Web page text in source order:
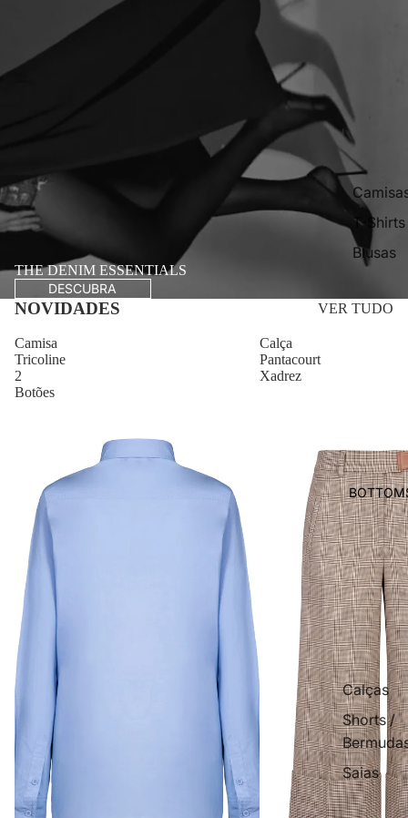
T-Shirts
Blusas
Calças
Shorts /
Saias
THE DENIM ESSENTIALS
DESCUBRA
NOVIDADES VER TUDO
Camisa
Tricoline
2
Botões
Calça
Pantacourt
Xadrez